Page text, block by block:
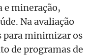
mineração,
Na avaliação
para minimizar os
de programas de